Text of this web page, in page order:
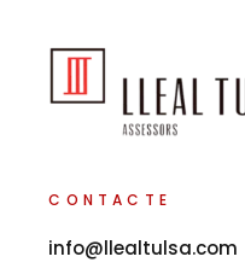
CONTACTE
info@llealtulsa.com